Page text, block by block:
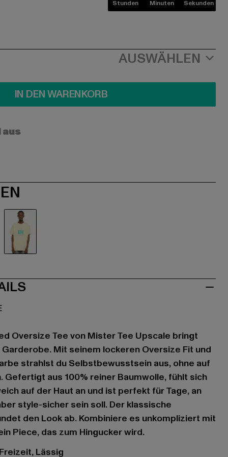
Stunden Minuten Sekunden
AUSWÄHLEN
IN DEN WARENKORB
Oversize Tee von Mister Tee Upscale bringt
Mit seinem lockeren Oversize Fit und
strahlst du Selbstbewusstsein aus, ohne auf
Gefertigt aus 100% reiner Baumwolle, fühlt sich
auf der Haut an und ist perfekt für Tage, an
style-sicher sein soll. Der klassische
den Look ab. Kombiniere es unkompliziert mit
Piece, das zum Hingucker wird.
Lässig